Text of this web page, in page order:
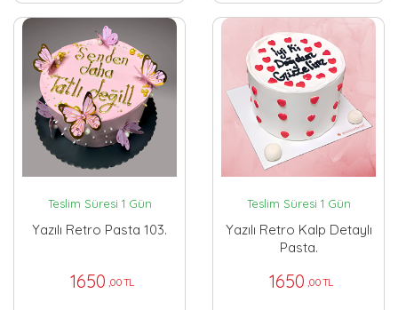
Teslim Süresi 1 Gün
Yazılı Retro Pasta 103.
1650 ,00 TL
Teslim Süresi 1 Gün
Yazılı Retro Kalp Detaylı
Pasta.
1650 ,00 TL